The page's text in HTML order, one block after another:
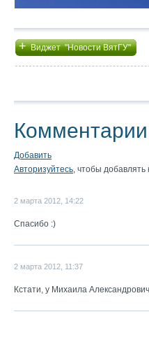
+Виджет "Новости ВятГУ"
Добавить
Авторизуйтесь, чтобы добавлять
2 марта 2012, 14:22
Спасибо :)
2 марта 2012, 11:37
Кстати, у Михаила